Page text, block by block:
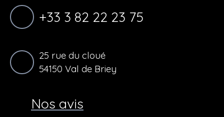
+33 3 82 22 23 75
25 rue du cloué
54150 Val de Briey
Nos avis